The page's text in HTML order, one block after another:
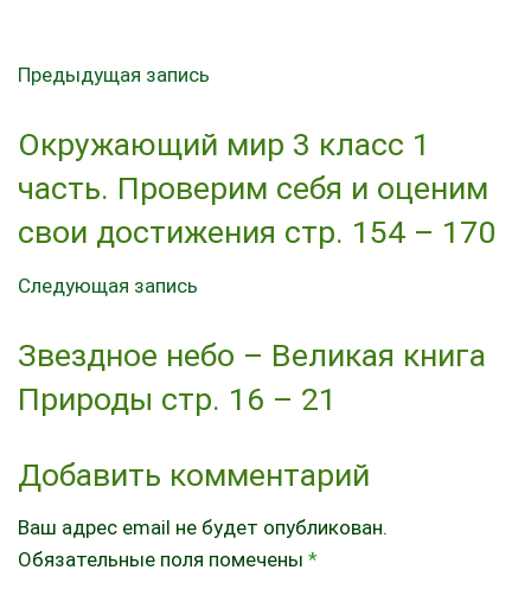
Предыдущая запись
Окружающий мир 3 класс 1
часть. Проверим себя и оценим
свои достижения стр. 154 – 170
Следующая запись
Звездное небо – Великая книга
Природы стр. 16 – 21
Добавить комментарий
Ваш адрес email не будет опубликован.
Обязательные поля помечены *